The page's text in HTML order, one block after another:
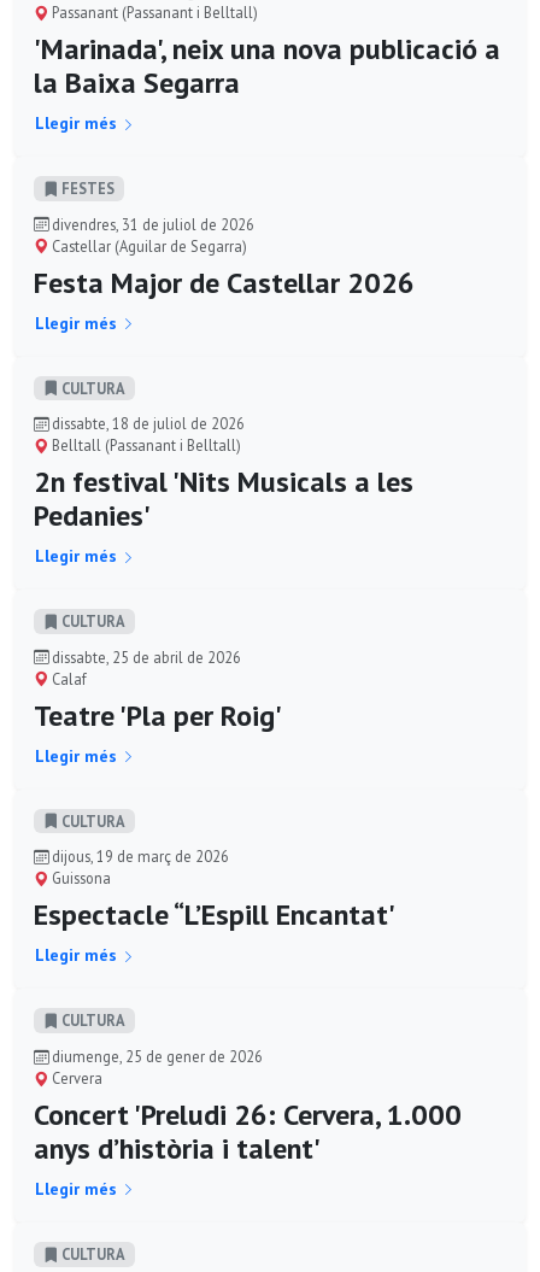
Passanant (Passanant i Belltall)
'Marinada', neix una nova publicació a
la Baixa Segarra
Llegir més
FESTES
divendres, 31 de juliol de 2026
Castellar (Aguilar de Segarra)
Festa Major de Castellar 2026
Llegir més
CULTURA
dissabte, 18 de juliol de 2026
Belltall (Passanant i Belltall)
2n festival 'Nits Musicals a les
Pedanies'
Llegir més
CULTURA
dissabte, 25 de abril de 2026
Calaf
Teatre 'Pla per Roig'
Llegir més
CULTURA
dijous, 19 de març de 2026
Guissona
Espectacle “L’Espill Encantat'
Llegir més
CULTURA
diumenge, 25 de gener de 2026
Cervera
Concert 'Preludi 26: Cervera, 1.000
anys d’història i talent'
Llegir més
CULTURA